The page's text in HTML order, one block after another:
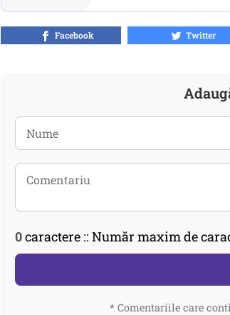
Facebook Twitter
0caractere :: Număr maxim de
* Comentariile care